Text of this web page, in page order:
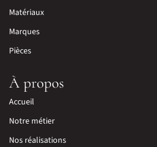
Matériaux
Marques
Pièces
À propos
Accueil
Notre métier
Nos réalisations